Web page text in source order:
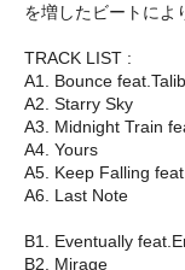
を増したビートによ
TRACK LIST :
A1. Bounce
A2. Starry Sky
A3. Midnight Train
A4. Yours
A5. Keep Falling
A6. Last Note
B1. Eventually
B2. Mirage